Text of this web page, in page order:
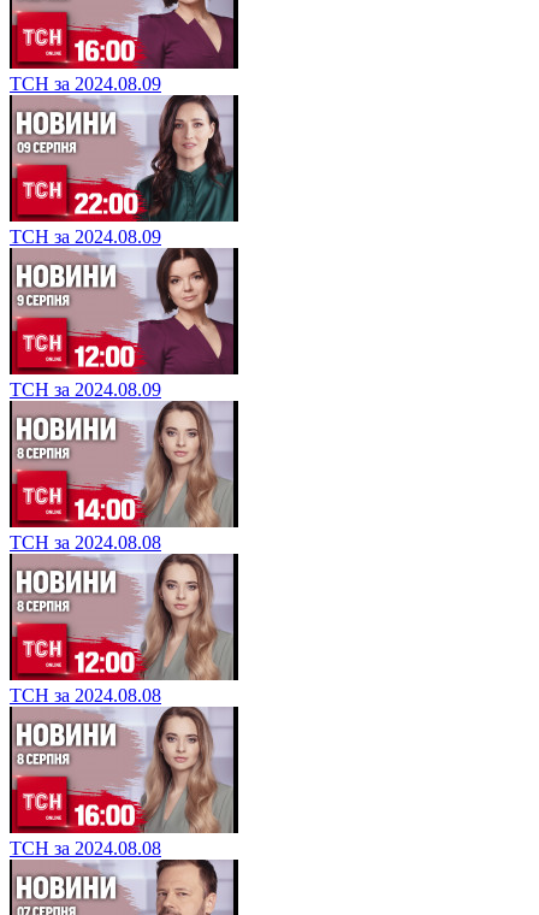
ТСН за 2024.08.09
ТСН за 2024.08.09
ТСН за 2024.08.09
ТСН за 2024.08.08
ТСН за 2024.08.08
ТСН за 2024.08.08